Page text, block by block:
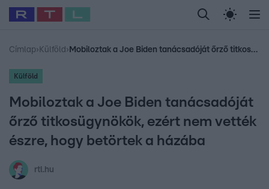
Legfrissebb RTL Híradó Randi Celeb vagyok,
Babits Marcella Most Wanted Gallusz
Címlap› Külföld › Mobiloztak a Joe Biden tanácsadóját őrző titkosügynökök, ezért nem vették észre, hogy betörtek a házába
Külföld
Mobiloztak a Joe Biden tanácsadóját
őrző titkosügynökök, ezért nem vették
észre, hogy betörtek a házába
rtl.hu